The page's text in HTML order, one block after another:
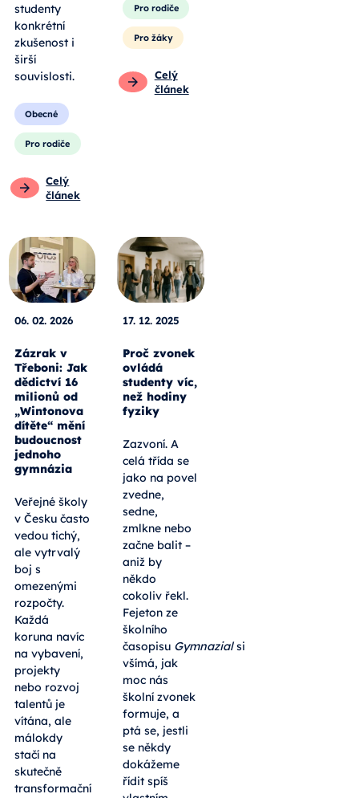
studenty
konkrétní
zkušenost i
širší
souvislosti.
Obecné
Pro rodiče
Celý
článek
Pro rodiče
Pro žáky
Celý
článek
06. 02. 2026
Zázrak v
Třeboni: Jak
dědictví 16
milionů od
„Wintonova
dítěte“ mění
budoucnost
jednoho
gymnázia
Veřejné školy
v Česku často
vedou tichý,
ale vytrvalý
boj s
omezenými
rozpočty.
Každá
koruna navíc
na vybavení,
projekty
nebo rozvoj
talentů je
vítána, ale
málokdy
stačí na
skutečně
transformační
17. 12. 2025
Proč zvonek
ovládá
studenty víc,
než hodiny
fyziky
Zazvoní. A
celá třída se
jako na povel
zvedne,
sedne,
zmlkne nebo
začne balit –
aniž by
někdo
cokoliv řekl.
Fejeton ze
školního
časopisu Gymnazialsi
všímá, jak
moc nás
školní zvonek
formuje, a
ptá se, jestli
se někdy
dokážeme
řídit spíš